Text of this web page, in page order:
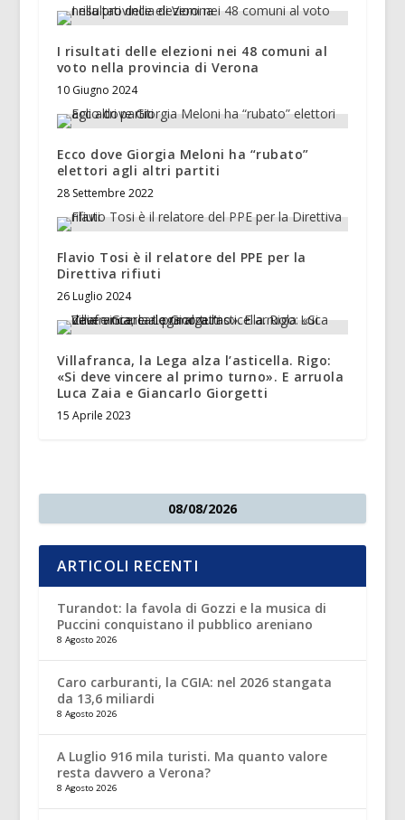
I risultati delle elezioni nei 48 comuni al
voto nella provincia di Verona
10 Giugno 2024
Ecco dove Giorgia Meloni ha “rubato”
elettori agli altri partiti
28 Settembre 2022
Flavio Tosi è il relatore del PPE per la
Direttiva rifiuti
26 Luglio 2024
Villafranca, la Lega alza l’asticella. Rigo:
«Si deve vincere al primo turno». E arruola
Luca Zaia e Giancarlo Giorgetti
15 Aprile 2023
08/08/2026
ARTICOLI RECENTI
Turandot: la favola di Gozzi e la musica di
Puccini conquistano il pubblico areniano
8 Agosto 2026
Caro carburanti, la CGIA: nel 2026 stangata
da 13,6 miliardi
8 Agosto 2026
A Luglio 916 mila turisti. Ma quanto valore
resta davvero a Verona?
8 Agosto 2026